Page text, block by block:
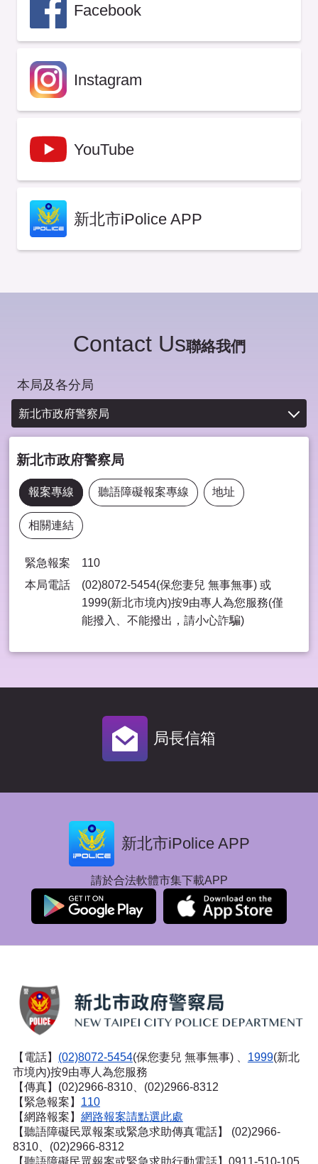
Facebook
Instagram
YouTube
新北市iPolice APP
Contact Us聯絡我們
本局及各分局
新北市政府警察局
新北市政府警察局
報案專線 聽語障礙報案專線 地址
相關連結
緊急報案
110
本局電話
(02)8072-5454(保您妻兒 無事無事) 或
1999(新北市境內)按9由專⼈為您服務(僅
能撥入、不能撥出，請⼩⼼詐騙)
局長信箱
新北市iPolice APP
請於合法軟體市集下載APP
【電話】 (02)8072-5454(保您妻兒 無事無事) 、 1999(新北
市境內)按9由專人為您服務
【傳真】(02)2966-8310、(02)2966-8312
【緊急報案】 110
【網路報案】 網路報案請點選此處
【聽語障礙民眾報案或緊急求助傳真電話】
(02)2966-
8310、(02)2966-8312
【聽語障礙民眾報案或緊急求助行動電話】0911-510-105